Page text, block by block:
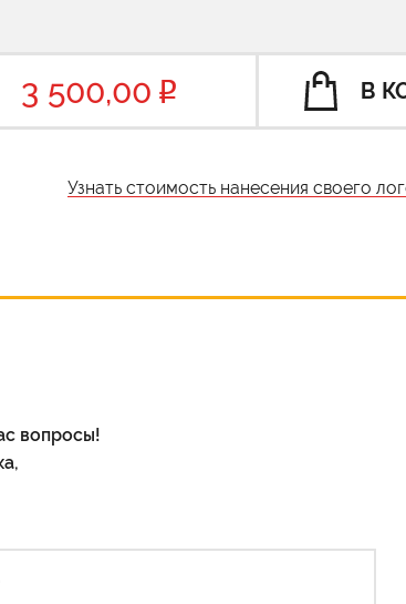
3 500,00 В
Узнать стоимость нанесения своего
вопросы!